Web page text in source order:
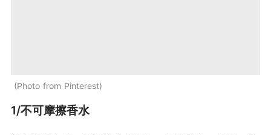
Photo from Pinterest
1/不可摩擦香水